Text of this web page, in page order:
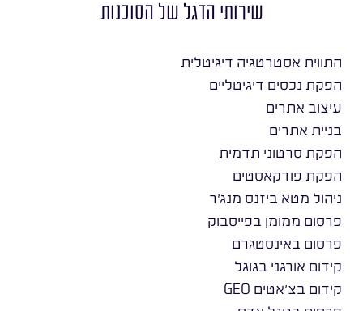
שירותי הדגל של הסוכנות
התווית אסטרטגיה דיגיטלית
הפקת נכסים דיגיטליים
עיצוב אתרים
בניית אתרים
הפקת סרטוני תדמית
הפקת פודקאסטים
ניהול מטא ביזנס מנג׳ר
פרסום ממומן בפייסבוק
פרסום באינסטגרם
קידום אורגני בגוגל
קידום בצ׳אטים GEO